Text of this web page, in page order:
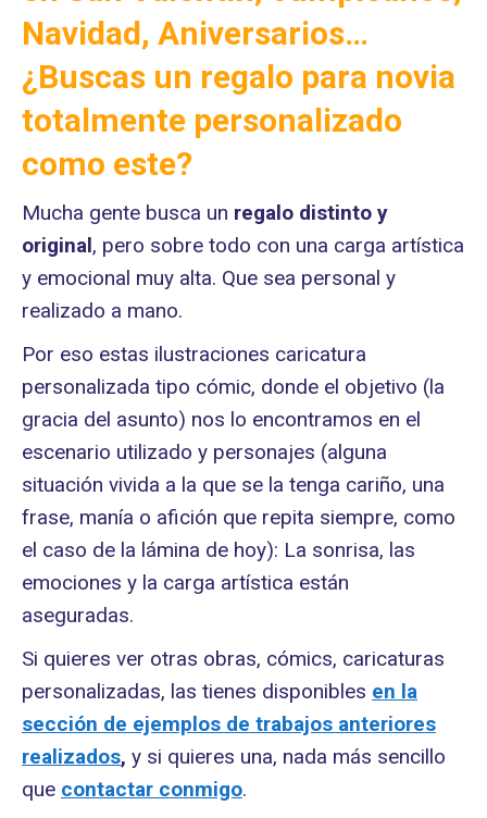
Navidad, Aniversarios…
¿ Buscas un regalo para novia
totalmente personalizado
como este?
Mucha gente busca un regalo distinto y
original, pero sobre todo con una carga artística
y emocional muy alta. Que sea personal y
realizado a mano.
Por eso estas ilustraciones caricatura
personalizada tipo cómic, donde el objetivo (la
gracia del asunto) nos lo encontramos en el
escenario utilizado y personajes (alguna
situación vivida a la que se la tenga cariño, una
frase, manía o afición que repita siempre, como
el caso de la lámina de hoy): La sonrisa, las
emociones y la carga artística están
aseguradas.
Si quieres ver otras obras, cómics, caricaturas
personalizadas, las tienes disponibles en la
sección de ejemplos de trabajos anteriores
realizados, y si quieres una, nada más sencillo
que contactar conmigo.